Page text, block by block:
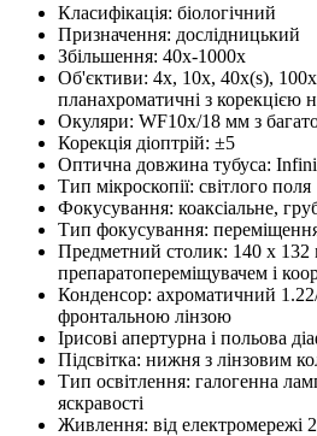
Класифікація: біологічний
Призначення: дослідницький
Збільшення: 40x-1000x
Об'єктиви: 4x, 10x, 40x(s),
планахроматичні з корекцією
Окуляри: WF10x/18 мм з
Корекція діоптрій: ±5
Оптична довжина тубуса:
Тип мікроскопії: світлого поля
Фокусування: коаксіальне,
Тип фокусування:
Предметний столик: 140 х 132
препаратопереміщувачем і
Конденсор: ахроматичний
фронтальною лінзою
Ірисові апертурна і польова
Підсвітка: нижня з лінзовим
Тип освітлення: галогенна
яскравості
Живлення: від електромережі